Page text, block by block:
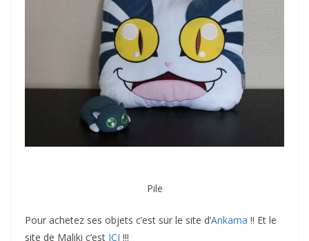
Pile
Pour achetez ses objets c’est sur le site d’Ankama !! Et le
site de Maliki c’est ICI !!!